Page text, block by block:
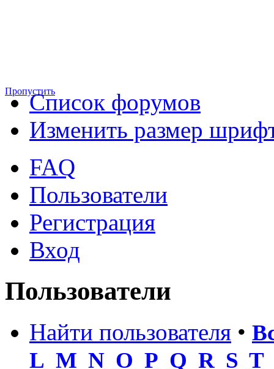
ПропуститьСписок форумов
Изменить размер
FAQ
Пользователи
Регистрация
Вход
Пользователи
Найти пользователя •
L M N O P Q R S T